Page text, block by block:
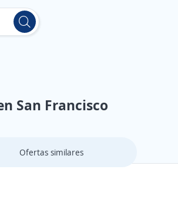
San Francisco
Ofertas similares